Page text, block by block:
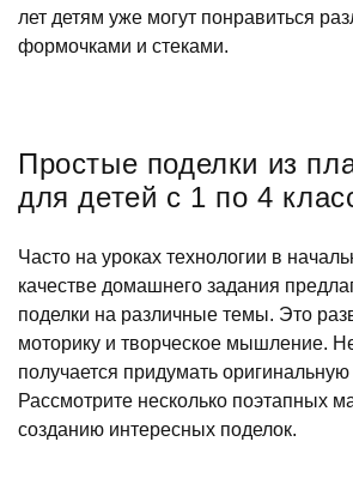
лет детям уже могут понравиться
формочками и стеками.
Простые поделки из
для детей с 1 по 4
Часто на уроках технологии в
качестве домашнего задания
поделки на различные темы. Это
моторику и творческое мышление.
получается придумать
Рассмотрите несколько поэтапных
созданию интересных поделок.